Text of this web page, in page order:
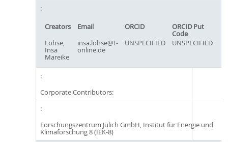
Creators Email ORCID ORCID Put
Code
Lohse,
Insa
Mareike
insa.lohse@t-
online.de
UNSPECIFIED UNSPECIFIED
Corporate Contributors:
Forschungszentrum Jülich GmbH, Institut für Energie und
Klimaforschung 8 (IEK-8)